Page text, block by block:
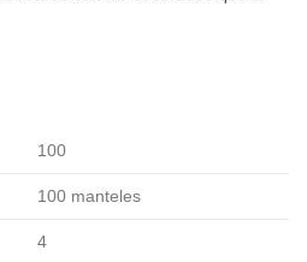
100
100 manteles
4